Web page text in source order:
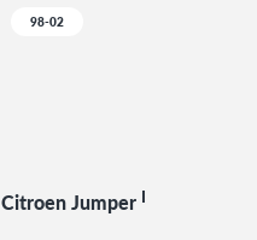
98-02
Citroen Jumper I